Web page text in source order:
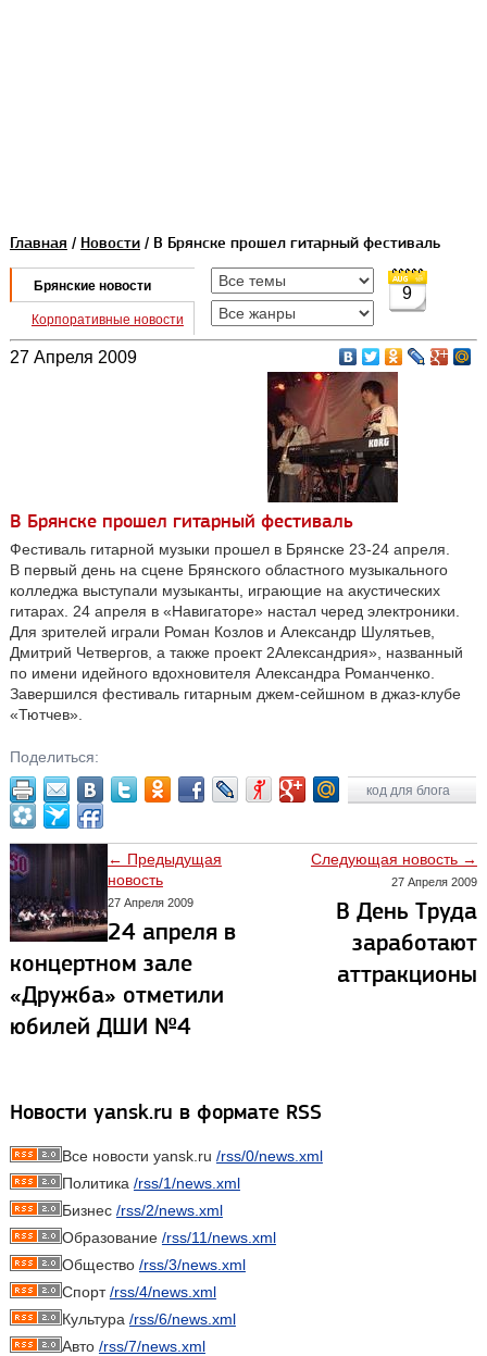
Главная / Новости/ В Брянске прошел гитарный фестиваль
Брянские новости
Корпоративные новости
9
27 Апреля 2009
В Брянске прошел гитарный фестиваль
Фестиваль гитарной музыки прошел в Брянске 23-24 апреля.
В первый день на сцене Брянского областного музыкального
колледжа выступали музыканты, играющие на акустических
гитарах. 24 апреля в «Навигаторе» настал черед электроники.
Для зрителей играли Роман Козлов и Александр Шулятьев,
Дмитрий Четвергов, а также проект 2Александрия», названный
по имени идейного вдохновителя Александра Романченко.
Завершился фестиваль гитарным джем-сейшном в джаз-клубе
«Тютчев».
Поделиться:
код для блога
← Предыдущая
новость
27 Апреля 2009
24 апреля в
концертном зале
«Дружба» отметили
юбилей ДШИ №4
Следующая новость →
27 Апреля 2009
В День Труда
заработают
аттракционы
Новости yansk.ru в формате RSS
Все новости yansk.ru /rss/0/news.xml
Политика /rss/1/news.xml
Бизнес /rss/2/news.xml
Образование /rss/11/news.xml
Общество /rss/3/news.xml
Спорт/rss/4/news.xml
Культура /rss/6/news.xml
Авто /rss/7/news.xml